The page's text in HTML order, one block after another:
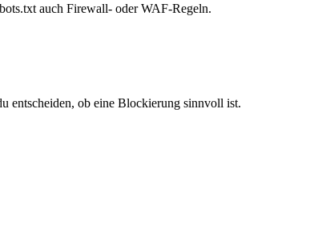
auch Firewall- oder WAF-Regeln.
entscheiden, ob eine Blockierung sinnvoll ist.